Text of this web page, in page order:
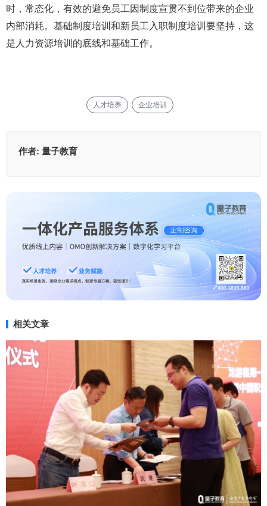
时，常态化，有效的避免员工因制度宣贯不到位带来的企业
内部消耗。基础制度培训和新员工入职制度培训要坚持，这
是人力资源培训的底线和基础工作。
人才培养 企业培训
作者: 量子教育
相关文章